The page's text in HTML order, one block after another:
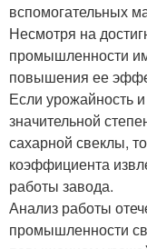
вспомогательных
Несмотря на
промышленности
повышения ее
Если урожайность
значительной
сахарной свеклы,
коэффициента
работы завода.
Анализ работы
промышленности